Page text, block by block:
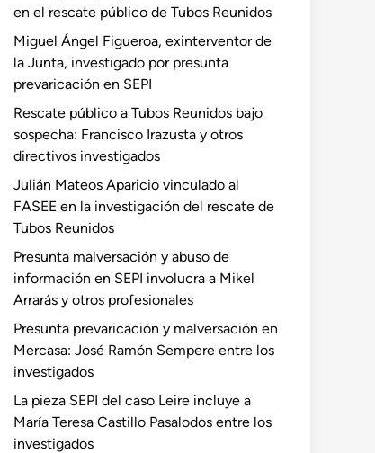
en el rescate público de Tubos Reunidos
Miguel Ángel Figueroa, exinterventor de
la Junta, investigado por presunta
prevaricación en SEPI
Rescate público a Tubos Reunidos bajo
sospecha: Francisco Irazusta y otros
directivos investigados
Julián Mateos Aparicio vinculado al
FASEE en la investigación del rescate de
Tubos Reunidos
Presunta malversación y abuso de
información en SEPI involucra a Mikel
Arrarás y otros profesionales
Presunta prevaricación y malversación en
Mercasa: José Ramón Sempere entre los
investigados
La pieza SEPI del caso Leire incluye a
María Teresa Castillo Pasalodos entre los
investigados